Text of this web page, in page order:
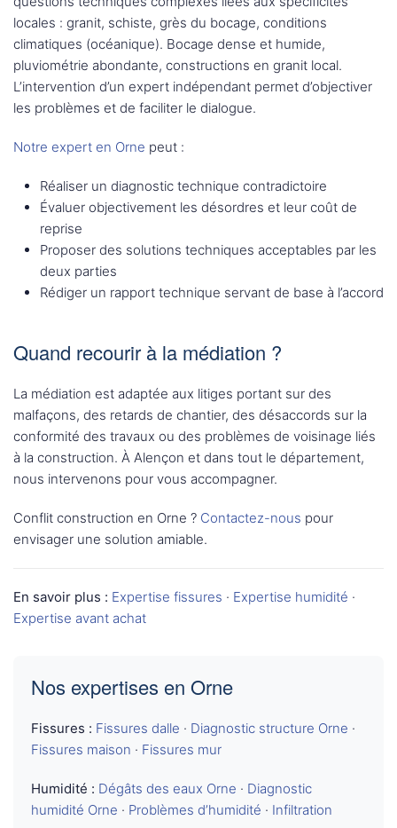
locales : granit, schiste, grès du bocage, conditions
climatiques (océanique). Bocage dense et humide,
pluviométrie abondante, constructions en granit local.
L’intervention d’un expert indépendant permet d’objectiver
les problèmes et de faciliter le dialogue.
Notre expert en Orne peut :
Réaliser un diagnostic technique contradictoire
Évaluer objectivement les désordres et leur coût de
reprise
Proposer des solutions techniques acceptables par les
deux parties
Rédiger un rapport technique servant de base à l’accord
Quand recourir à la médiation ?
La médiation est adaptée aux litiges portant sur des
malfaçons, des retards de chantier, des désaccords sur la
conformité des travaux ou des problèmes de voisinage liés
à la construction. À Alençon et dans tout le département,
nous intervenons pour vous accompagner.
Conflit construction en Orne ? Contactez-nous pour
envisager une solution amiable.
En savoir plus : Expertise fissures · Expertise humidité ·
Expertise avant achat
Nos expertises en Orne
Fissures : Fissures dalle · Diagnostic structure Orne ·
Fissures maison · Fissures mur
Humidité : Dégâts des eaux Orne · Diagnostic
humidité Orne · Problèmes d’humidité · Infiltration